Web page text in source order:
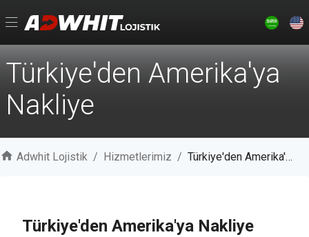
Türkiye'den Amerika'ya
Nakliye
Adwhit Lojistik / Hizmetlerimiz / Türkiye'den Amerika'ya Nakliye
Türkiye'den Amerika'ya Nakliye